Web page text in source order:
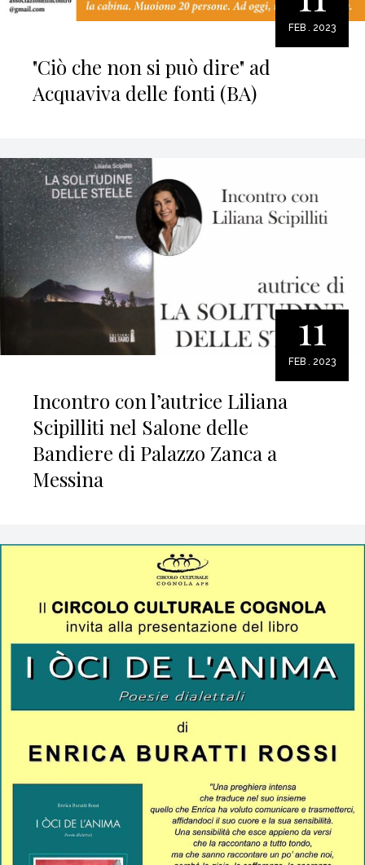
FEB . 2023
"Ciò che non si può dire" ad
Acquaviva delle fonti (BA)
11
FEB . 2023
Incontro con l’autrice Liliana
Scipilliti nel Salone delle
Bandiere di Palazzo Zanca a
Messina